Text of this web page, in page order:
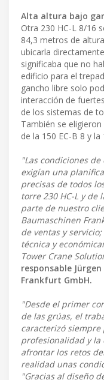
Alta altura bajo
Otra 230 HC-L 8/16
84,3 metros de
ubicarla
significaba que no
edificio para el
gancho libre solo
interacción de
de los sistemas de
También se
de la 150 EC-B 8 y la
"Las condiciones
exigían una
precisas de todos
torre 230 HC-L y de
parte de nuestro
Baumaschinen
de ventas y
técnica y
Tower Crane
responsable
Frankfurt GmbH.
"Desde el primer
de las grúas, el
caracterizó
profesionalidad y
afrontar los retos
realidad unas
"Gracias al diseño